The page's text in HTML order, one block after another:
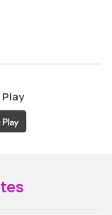
ao
Play